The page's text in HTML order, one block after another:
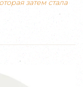
затем стала